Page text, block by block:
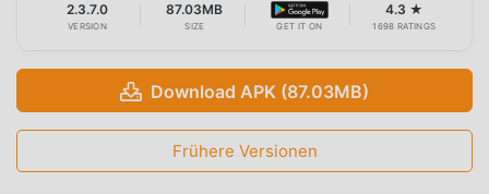
2.3.7.0
VERSION
87.03MB
SIZE GET IT ON
4.3 ★
1698 RATINGS
Download APK (87.03MB)
Frühere Versionen